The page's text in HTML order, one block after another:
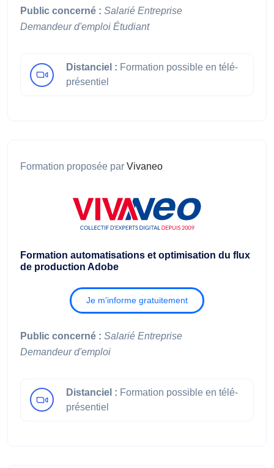
Public concerné : Salarié Entreprise
Demandeur d'emploi Étudiant
Distanciel : Formation possible en télé-
présentiel
Formation proposée par Vivaneo
Formation automatisations et optimisation du flux
de production Adobe
Je m'informe gratuitement
Public concerné : Salarié Entreprise
Demandeur d'emploi
Distanciel : Formation possible en télé-
présentiel